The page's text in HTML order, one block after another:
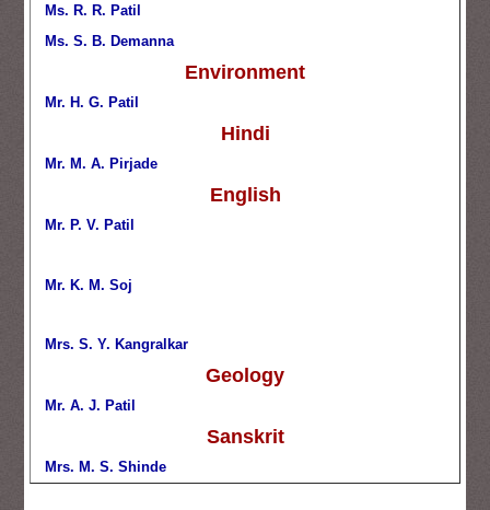
Ms. R. R. Patil
Ms. S. B. Demanna
Environment
Mr. H. G. Patil
Hindi
Mr. M. A. Pirjade
English
Mr. P. V. Patil
Mr. K. M. Soj
Mrs. S. Y. Kangralkar
Geology
Mr. A. J. Patil
Sanskrit
Mrs. M. S. Shinde